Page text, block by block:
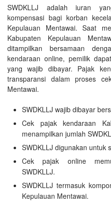
SWDKLLJ adalah iuran
kompensasi bagi korban
Kepulauan Mentawai. Saat
Kabupaten Kepulauan
ditampilkan bersamaan
kendaraan online, pemilik
yang wajib dibayar. Pajak
transparansi dalam proses
Mentawai.
SWDKLLJ wajib dibayar
Cek pajak kendaraan
menampilkan jumlah
SWDKLLJ digunakan untuk
Cek pajak online
SWDKLLJ.
SWDKLLJ termasuk
Kepulauan Mentawai.